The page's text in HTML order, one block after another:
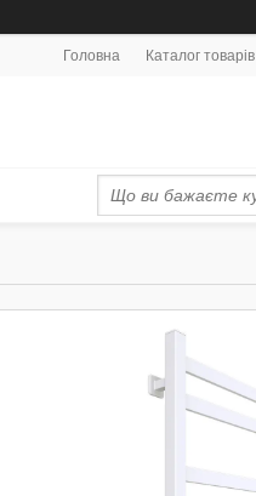
Головна Каталог товарів